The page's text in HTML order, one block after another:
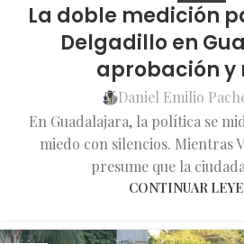
La doble medición
Delgadillo en
aprobación y
Daniel Emilio
En Guadalajara, la política se
miedo con silencios. Mientras
presume que la
CONTINUAR